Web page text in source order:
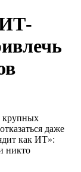
крупных
даже
как ИТ»:
никто